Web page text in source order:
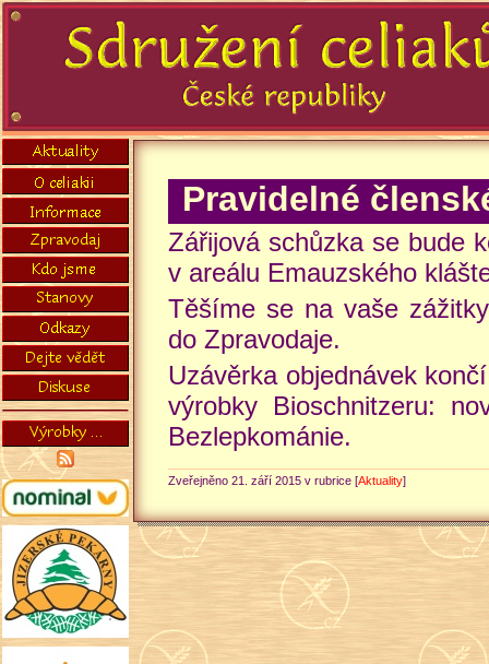
Pravidelné
Zářijová schůzka se bude
v areálu Emauzského
Těšíme se na vaše
do Zpravodaje.
Uzávěrka objednávek
výrobky Bioschnitzeru:
Bezlepkománie.
Zveřejněno 21. září 2015 v rubrice [Aktuality]